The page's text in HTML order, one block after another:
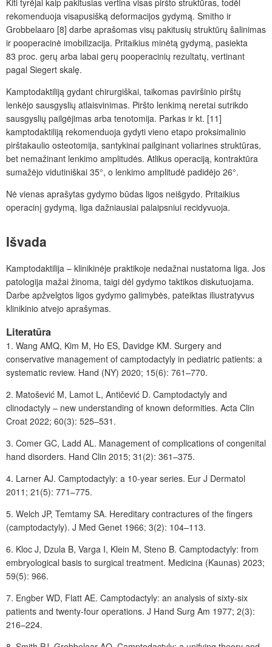
Kiti tyrėjai kaip pakitusias vertina visas piršto struktūras, todėl
rekomenduoja visapusišką deformacijos gydymą. Smitho ir
Grobbelaaro [8] darbe aprašomas visų pakitusių struktūrų šalinimas
ir pooperacinė imobilizacija. Pritaikius minėtą gydymą, pasiekta
83 proc. gerų arba labai gerų pooperacinių rezultatų, vertinant
pagal Siegert skalę.
Kamptodaktiliją gydant chirurgiškai, taikomas paviršinio pirštų
lenkėjo sausgyslių atlaisvinimas. Piršto lenkimą neretai sutrikdo
sausgyslių pailgėjimas arba tenotomija. Parkas ir kt. [11]
kamptodaktiliją rekomenduoja gydyti vieno etapo proksimalinio
pirštakaulio osteotomija, santykinai pailginant voliarines struktūras,
bet nemažinant lenkimo amplitudės. Atlikus operaciją, kontraktūra
sumažėjo vidutiniškai 35°, o lenkimo amplitudė padidėjo 26°.
Nė vienas aprašytas gydymo būdas ligos neišgydo. Pritaikius
operacinį gydymą, liga dažniausiai palaipsniui recidyvuoja.
Išvada
Kamptodaktilija – klinikinėje praktikoje nedažnai nustatoma liga. Jos
patologija mažai žinoma, taigi dėl gydymo taktikos diskutuojama.
Darbe apžvelgtos ligos gydymo galimybės, pateiktas iliustratyvus
klinikinio atvejo aprašymas.
Literatūra
1. Wang AMQ, Kim M, Ho ES, Davidge KM. Surgery and
conservative management of camptodactyly in pediatric patients: a
systematic review. Hand (NY) 2020; 15(6): 761–770.
2. Matošević M, Lamot L, Antičević D. Camptodactyly and
clinodactyly – new understanding of known deformities. Acta Clin
Croat 2022; 60(3): 525–531.
3. Comer GC, Ladd AL. Management of complications of congenital
hand disorders. Hand Clin 2015; 31(2): 361–375.
4. Larner AJ. Camptodactyly: a 10-year series. Eur J Dermatol
2011; 21(5): 771–775.
5. Welch JP, Temtamy SA. Hereditary contractures of the fingers
(camptodactyly). J Med Genet 1966; 3(2): 104–113.
6. Kloc J, Dzula B, Varga I, Klein M, Steno B. Camptodactyly: from
embryological basis to surgical treatment. Medicina (Kaunas) 2023;
59(5): 966.
7. Engber WD, Flatt AE. Camptodactyly: an analysis of sixty-six
patients and twenty-four operations. J Hand Surg Am 1977; 2(3):
216–224.